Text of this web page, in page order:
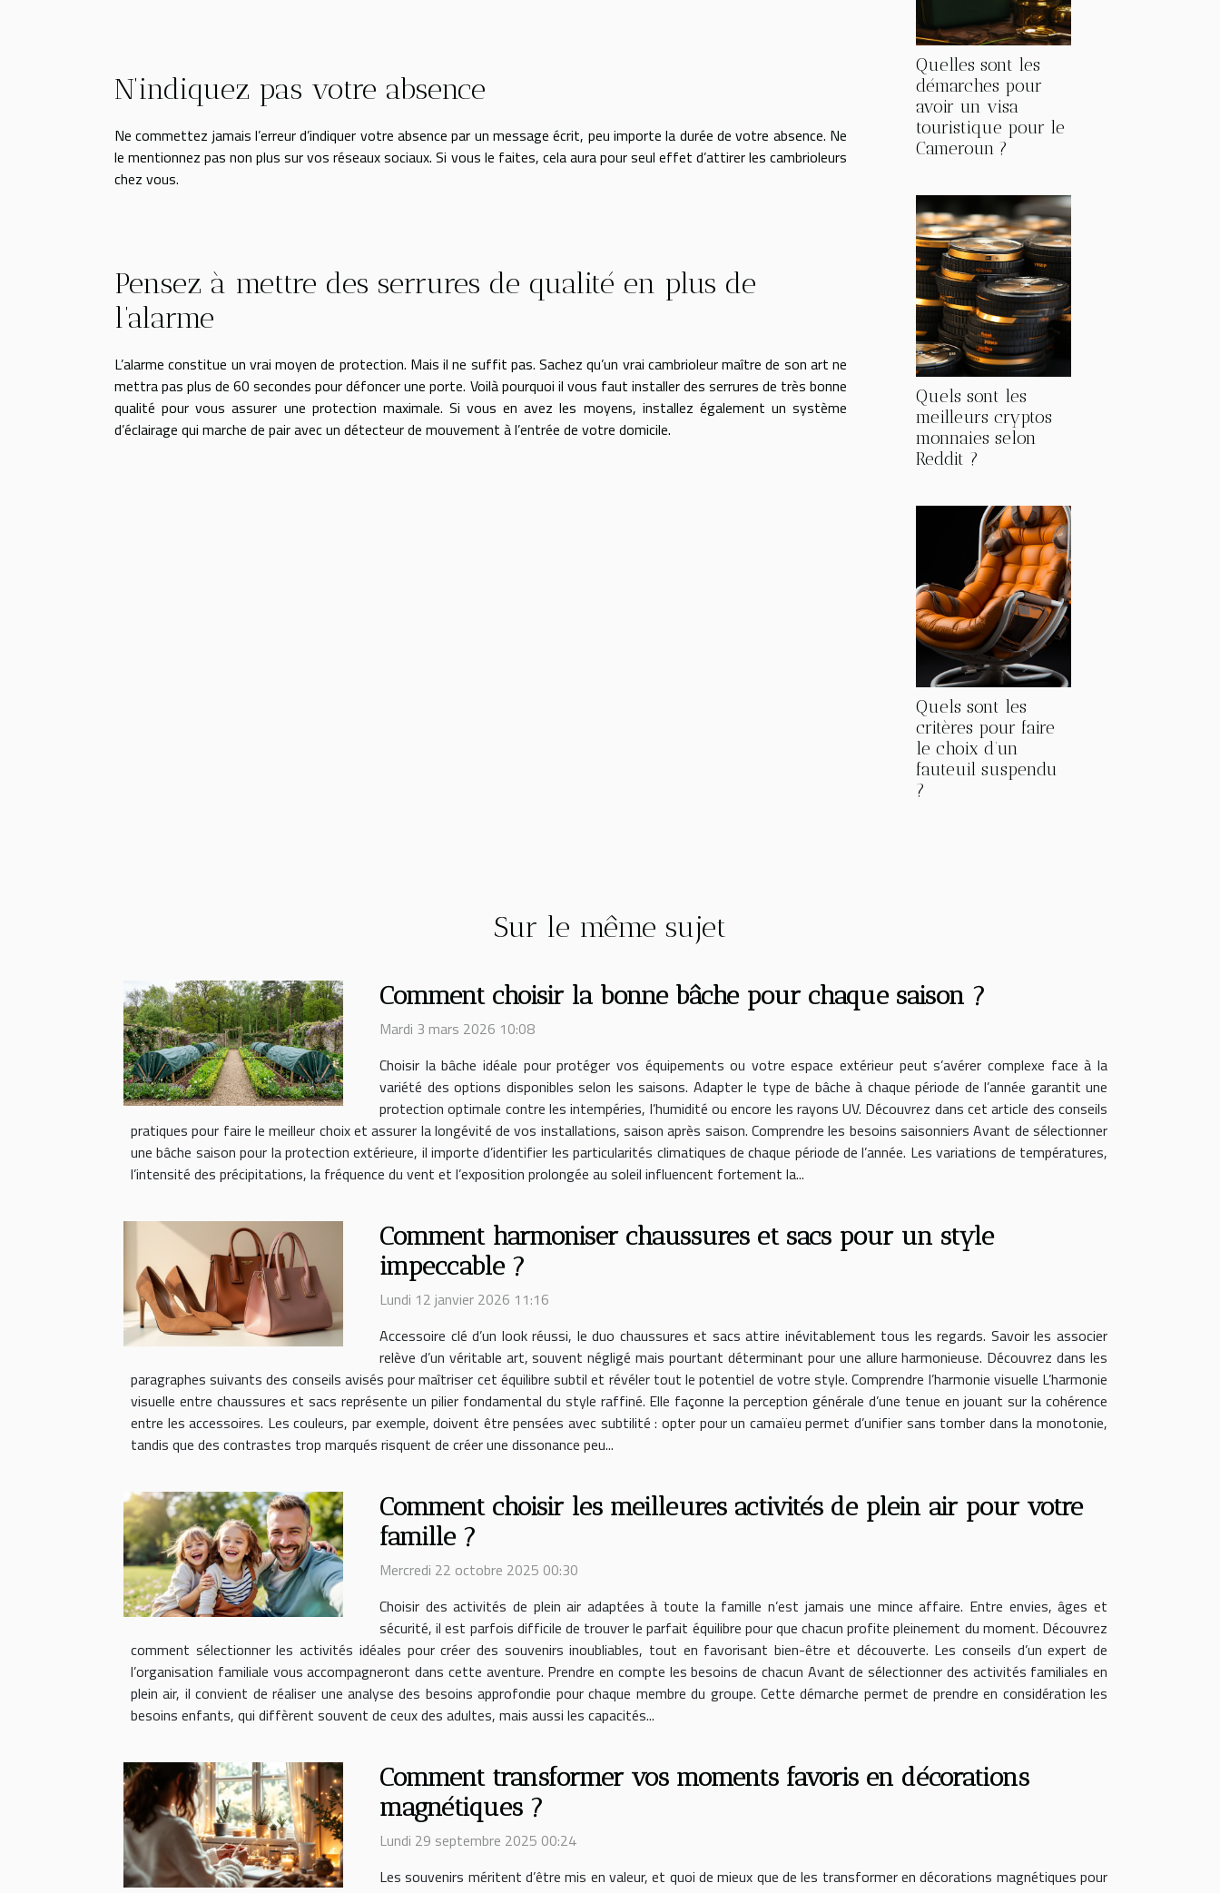
N’indiquez pas votre absence
Ne commettez jamais l’erreur d’indiquer votre absence par un message écrit, peu importe la durée de votre absence. Ne
le mentionnez pas non plus sur vos réseaux sociaux. Si vous le faites, cela aura pour seul effet d’attirer les cambrioleurs
chez vous.
Pensez à mettre des serrures de qualité en plus de
l’alarme
L’alarme constitue un vrai moyen de protection. Mais il ne suffit pas. Sachez qu’un vrai cambrioleur maître de son art ne
mettra pas plus de 60 secondes pour défoncer une porte. Voilà pourquoi il vous faut installer des serrures de très bonne
qualité pour vous assurer une protection maximale. Si vous en avez les moyens, installez également un système
d’éclairage qui marche de pair avec un détecteur de mouvement à l’entrée de votre domicile.
Quelles sont les
démarches pour
avoir un visa
touristique pour le
Cameroun ?
Quels sont les
meilleurs cryptos
monnaies selon
Reddit ?
Quels sont les
critères pour faire
le choix d’un
fauteuil suspendu
?
Sur le même sujet
Comment choisir la bonne bâche pour chaque saison ?
Mardi 3 mars 2026 10:08
Choisir la bâche idéale pour protéger vos équipements ou votre espace extérieur peut s’avérer complexe face à la
variété des options disponibles selon les saisons. Adapter le type de bâche à chaque période de l’année garantit une
protection optimale contre les intempéries, l’humidité ou encore les rayons UV. Découvrez dans cet article des conseils
pratiques pour faire le meilleur choix et assurer la longévité de vos installations, saison après saison. Comprendre les besoins saisonniers Avant de sélectionner
une bâche saison pour la protection extérieure, il importe d’identifier les particularités climatiques de chaque période de l’année. Les variations de températures,
l’intensité des précipitations, la fréquence du vent et l’exposition prolongée au soleil influencent fortement la...
Comment harmoniser chaussures et sacs pour un style
impeccable ?
Lundi 12 janvier 2026 11:16
Accessoire clé d’un look réussi, le duo chaussures et sacs attire inévitablement tous les regards. Savoir les associer
relève d’un véritable art, souvent négligé mais pourtant déterminant pour une allure harmonieuse. Découvrez dans les
paragraphes suivants des conseils avisés pour maîtriser cet équilibre subtil et révéler tout le potentiel de votre style. Comprendre l’harmonie visuelle L’harmonie
visuelle entre chaussures et sacs représente un pilier fondamental du style raffiné. Elle façonne la perception générale d’une tenue en jouant sur la cohérence
entre les accessoires. Les couleurs, par exemple, doivent être pensées avec subtilité : opter pour un camaïeu permet d’unifier sans tomber dans la monotonie,
tandis que des contrastes trop marqués risquent de créer une dissonance peu...
Comment choisir les meilleures activités de plein air pour votre
famille ?
Mercredi 22 octobre 2025 00:30
Choisir des activités de plein air adaptées à toute la famille n’est jamais une mince affaire. Entre envies, âges et
sécurité, il est parfois difficile de trouver le parfait équilibre pour que chacun profite pleinement du moment. Découvrez
comment sélectionner les activités idéales pour créer des souvenirs inoubliables, tout en favorisant bien-être et découverte. Les conseils d’un expert de
l’organisation familiale vous accompagneront dans cette aventure. Prendre en compte les besoins de chacun Avant de sélectionner des activités familiales en
plein air, il convient de réaliser une analyse des besoins approfondie pour chaque membre du groupe. Cette démarche permet de prendre en considération les
besoins enfants, qui diffèrent souvent de ceux des adultes, mais aussi les capacités...
Comment transformer vos moments favoris en décorations
magnétiques ?
Lundi 29 septembre 2025 00:24
Les souvenirs méritent d’être mis en valeur, et quoi de mieux que de les transformer en décorations magnétiques pour